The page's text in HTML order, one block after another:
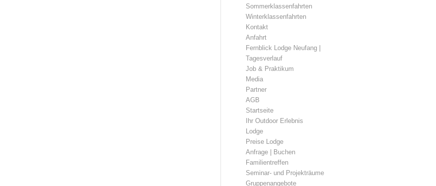
Sommerklassenfahrten
Winterklassenfahrten
Kontakt
Anfahrt
Fernblick Lodge Neufang |
Tagesverlauf
Job & Praktikum
Media
Partner
AGB
Startseite
Ihr Outdoor Erlebnis
Lodge
Preise Lodge
Anfrage | Buchen
Familientreffen
Seminar- und Projekträume
Gruppenangebote